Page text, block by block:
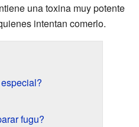
una toxina muy potente
intentan comerlo.
fugu?